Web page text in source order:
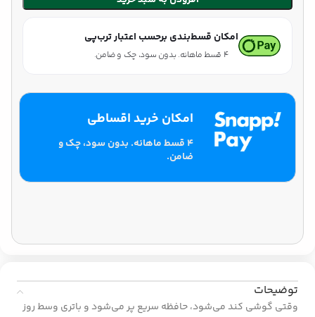
امکان قسط‌بندی برحسب اعتبار ترب‌پی
۴ قسط ماهانه. بدون سود، چک و ضامن.
امکان خرید اقساطی
۴ قسط ماهانه. بدون سود، چک و
ضامن.
توضیحات
وقتی گوشی کند می‌شود، حافظه سریع پر می‌شود و باتری وسط روز